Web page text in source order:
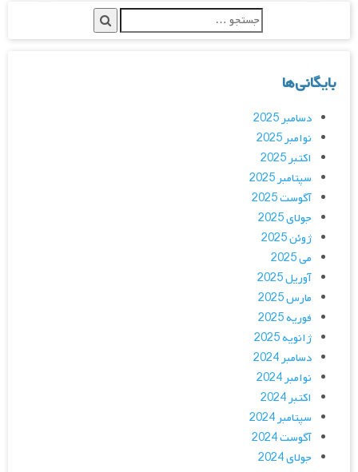
بایگانی‌ها
دسامبر 2025
نوامبر 2025
اکتبر 2025
سپتامبر 2025
آگوست 2025
جولای 2025
ژوئن 2025
می 2025
آوریل 2025
مارس 2025
فوریه 2025
ژانویه 2025
دسامبر 2024
نوامبر 2024
اکتبر 2024
سپتامبر 2024
آگوست 2024
جولای 2024